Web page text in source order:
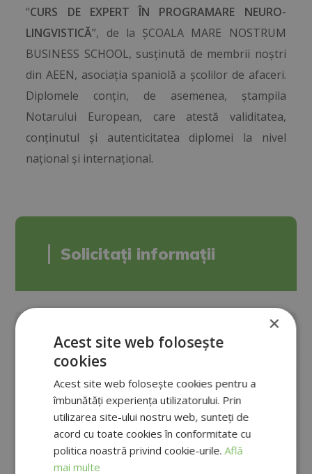
“CURS DE EXPERT ÎN PROGRAMARE NEURO-
LINGVISTICĂ”, de la ȘCOALA MARE NOSTRUM
BUSINESS SCHOOL, susținută de membrii noștri
din AEEN, asociația spaniolă a școlilor de afaceri.
Diplomele conțin, de asemenea, ștampila
Notarului European, care atestă validitatea,
conținutul și autenticitatea diplomei la nivel
național și internațional.
Solicitați informații
×
Acest site web folosește
cookies
Acest site web folosește cookies pentru a
îmbunătăți experiența utilizatorului. Prin
utilizarea site-ului nostru web, sunteți de
acord cu toate cookies în conformitate cu
politica noastră privind cookie-urile.Află
mai multe